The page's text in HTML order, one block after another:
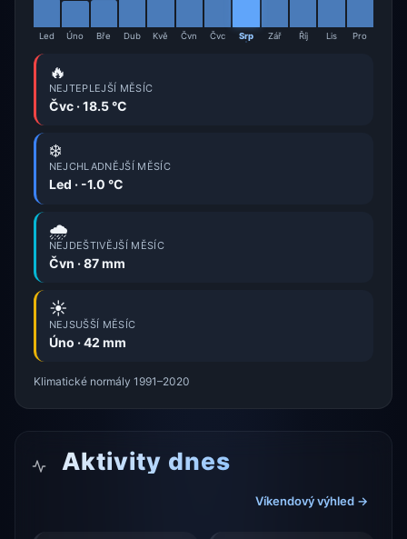
Led Úno Bře Dub Kvě Čvn Čvc Srp Zář Říj Lis Pro
🔥
NEJTEPLEJŠÍ MĚSÍC
Čvc · 18.5 °C
❄️
NEJCHLADNĚJŠÍ MĚSÍC
Led · -1.0 °C
🌧️
NEJDEŠTIVĚJŠÍ MĚSÍC
Čvn · 87 mm
☀️
NEJSUŠŠÍ MĚSÍC
Úno · 42 mm
Klimatické normály 1991–2020
Aktivity dnes
Víkendový výhled →